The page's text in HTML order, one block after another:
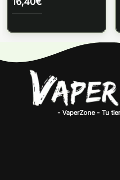
- VaperZone - Tu